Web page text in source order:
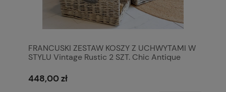
FRANCUSKI ZESTAW KOSZY Z UCHWYTAMI W
STYLU Vintage Rustic 2 SZT. Chic Antique
448,00 zł